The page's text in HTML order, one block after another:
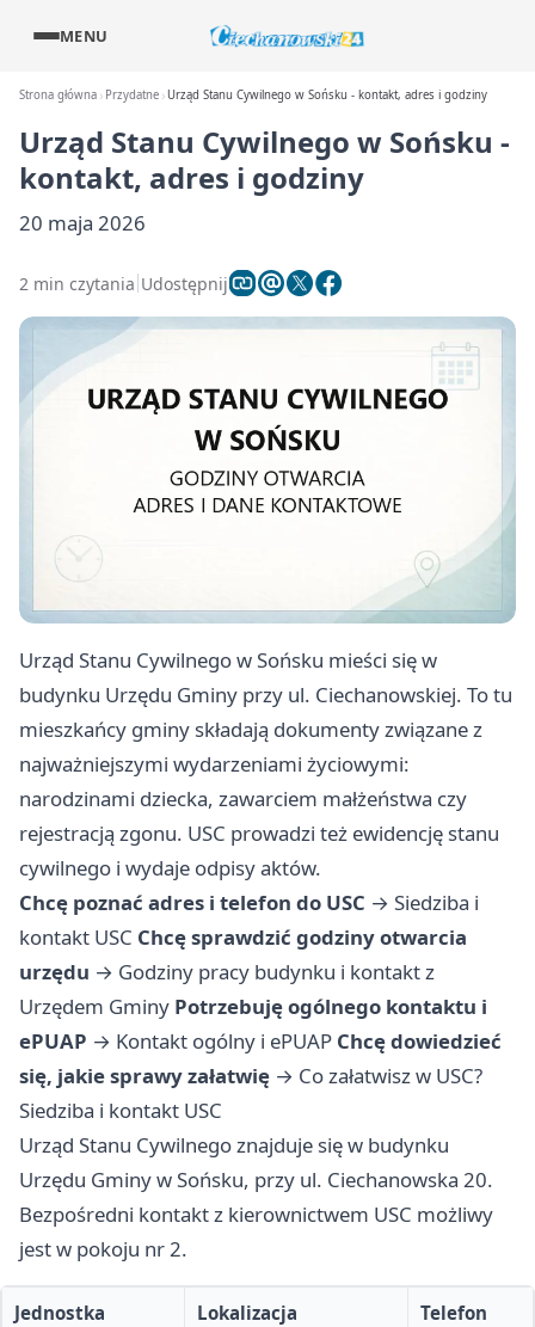
MENU
Strona główna Przydatne Urząd Stanu Cywilnego w Sońsku - kontakt, adres i godziny
Urząd Stanu Cywilnego w Sońsku -
kontakt, adres i godziny
20 maja 2026
2 min czytania Udostępnij
Urząd Stanu Cywilnego w Sońsku mieści się w
budynku Urzędu Gminy przy ul. Ciechanowskiej. To tu
mieszkańcy gminy składają dokumenty związane z
najważniejszymi wydarzeniami życiowymi:
narodzinami dziecka, zawarciem małżeństwa czy
rejestracją zgonu. USC prowadzi też ewidencję stanu
cywilnego i wydaje odpisy aktów.
Chcę poznać adres i telefon do USC → Siedziba i
kontakt USC Chcę sprawdzić godziny otwarcia
urzędu → Godziny pracy budynku i kontakt z
Urzędem Gminy Potrzebuję ogólnego kontaktu i
ePUAP → Kontakt ogólny i ePUAP Chcę dowiedzieć
się, jakie sprawy załatwię → Co załatwisz w USC?
Siedziba i kontakt USC
Urząd Stanu Cywilnego znajduje się w budynku
Urzędu Gminy w Sońsku, przy ul. Ciechanowska 20.
Bezpośredni kontakt z kierownictwem USC możliwy
jest w pokoju nr 2.
Jednostka Lokalizacja Telefon